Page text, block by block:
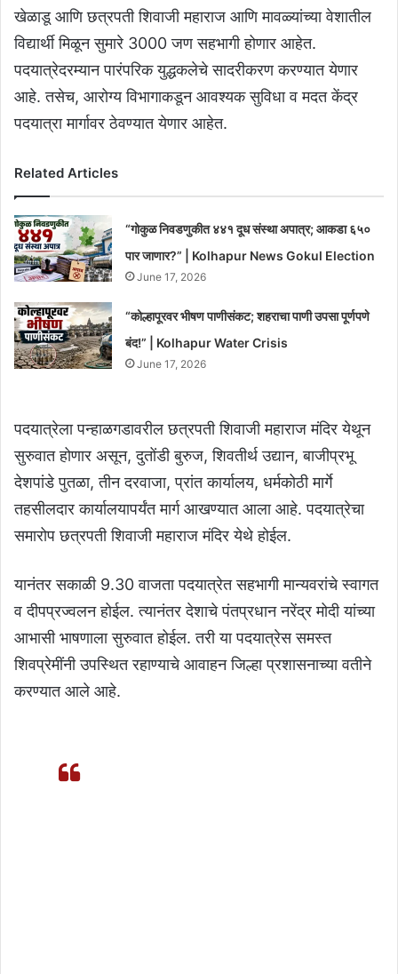
खेळाडू आणि छत्रपती शिवाजी महाराज आणि मावळ्यांच्या वेशातील
विद्यार्थी मिळून सुमारे 3000 जण सहभागी होणार आहेत.
पदयात्रेदरम्यान पारंपरिक युद्धकलेचे सादरीकरण करण्यात येणार
आहे. तसेच, आरोग्य विभागाकडून आवश्यक सुविधा व मदत केंद्र
पदयात्रा मार्गावर ठेवण्यात येणार आहेत.
Related Articles
“गोकुळ निवडणुकीत ४४१ दूध संस्था अपात्र; आकडा ६५०
पार जाणार?” | Kolhapur News Gokul Election
June 17, 2026
“कोल्हापूरवर भीषण पाणीसंकट; शहराचा पाणी उपसा पूर्णपणे
बंद!” | Kolhapur Water Crisis
June 17, 2026
पदयात्रेला पन्हाळगडावरील छत्रपती शिवाजी महाराज मंदिर येथून
सुरुवात होणार असून, दुतोंडी बुरुज, शिवतीर्थ उद्यान, बाजीप्रभू
देशपांडे पुतळा, तीन दरवाजा, प्रांत कार्यालय, धर्मकोठी मार्गे
तहसीलदार कार्यालयापर्यंत मार्ग आखण्यात आला आहे. पदयात्रेचा
समारोप छत्रपती शिवाजी महाराज मंदिर येथे होईल.
यानंतर सकाळी 9.30 वाजता पदयात्रेत सहभागी मान्यवरांचे स्वागत
व दीपप्रज्वलन होईल. त्यानंतर देशाचे पंतप्रधान नरेंद्र मोदी यांच्या
आभासी भाषणाला सुरुवात होईल. तरी या पदयात्रेस समस्त
शिवप्रेमींनी उपस्थित रहाण्याचे आवाहन जिल्हा प्रशासनाच्या वतीने
करण्यात आले आहे.